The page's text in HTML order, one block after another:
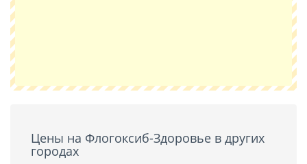
Цены на Флогоксиб-Здоровье в других
городах